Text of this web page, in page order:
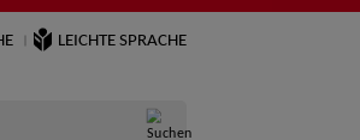
LEICHTE SPRACHE